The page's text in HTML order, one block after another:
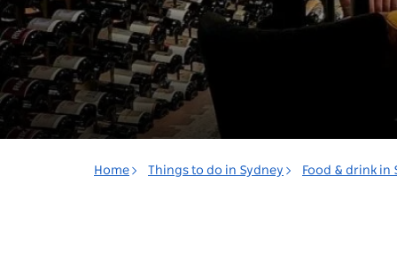
Home Things to do in Sydney Food & drink in